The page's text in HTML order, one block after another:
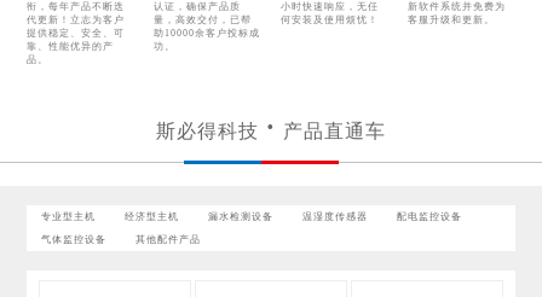
衔，每年产品不断迭
代更新！立志为客户
提供稳定、安全、可
靠、性能优异的产
品。
认证，确保产品质
量，高效交付，已帮
助10000余客户投标成
功。
小时快速响应，无任
何安装及使用烦忧！
新软件系统并免费为
客服升级和更新。
斯必得科技 产品直通车
专业型主机 经济型主机 漏水检测设备 温湿度传感器 配电监控设备
气体监控设备 其他配件产品